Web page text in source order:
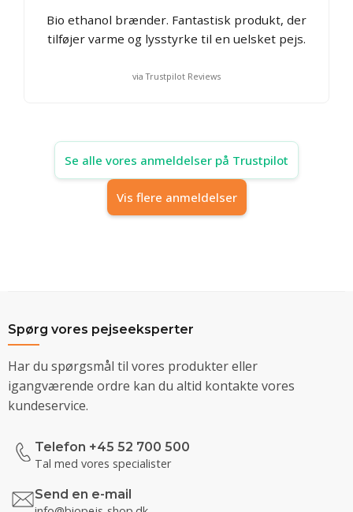
Bio ethanol brænder. Fantastisk produkt, der
tilføjer varme og lysstyrke til en uelsket pejs.
via Trustpilot Reviews
Se alle vores anmeldelser på Trustpilot
Vis flere anmeldelser
Spørg vores pejseeksperter
Har du spørgsmål til vores produkter eller
igangværende ordre kan du altid kontakte vores
kundeservice.
Telefon +45 52 700 500
Tal med vores specialister
Send en e-mail